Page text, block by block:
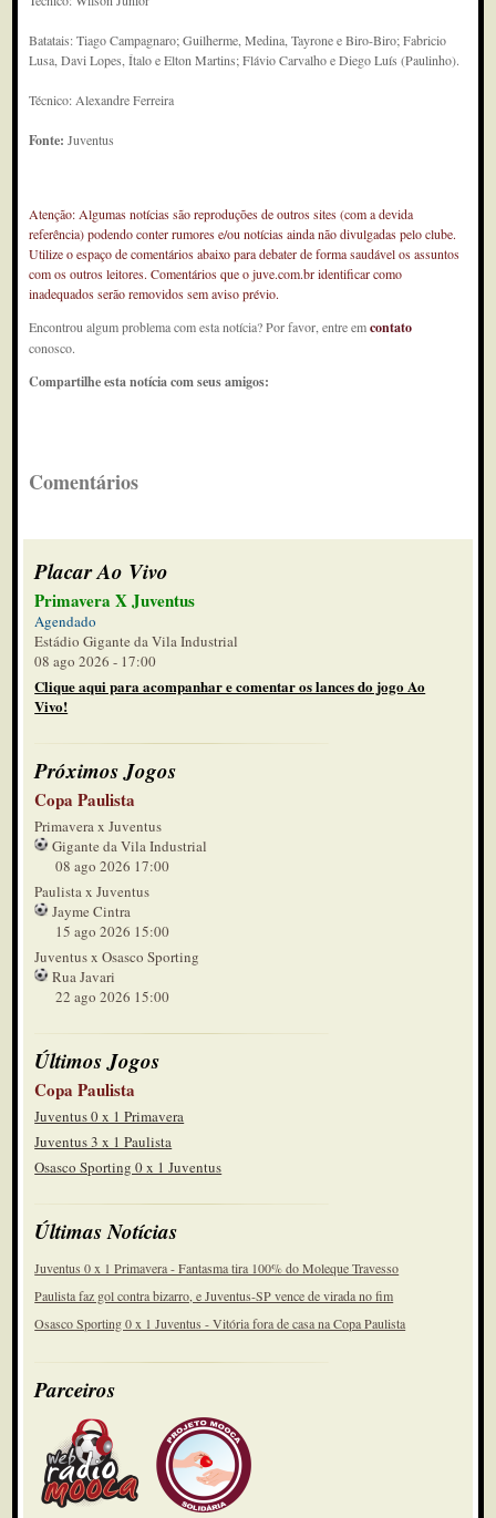
Batatais: Tiago Campagnaro; Guilherme, Medina, Tayrone e Biro-Biro; Fabricio
Lusa, Davi Lopes, Ítalo e Elton Martins; Flávio Carvalho e Diego Luís (Paulinho).
Técnico: Alexandre Ferreira
Fonte:Juventus
Atenção: Algumas notícias são reproduções de outros sites (com a devida
referência) podendo conter rumores e/ou notícias ainda não divulgadas pelo clube.
Utilize o espaço de comentários abaixo para debater de forma saudável os assuntos
com os outros leitores. Comentários que o juve.com.br identificar como
inadequados serão removidos sem aviso prévio.
Encontrou algum problema com esta notícia? Por favor, entre emcontato
conosco.
Compartilhe esta notícia com seus amigos:
Comentários
Placar Ao Vivo
Primavera X Juventus
Agendado
Estádio Gigante da Vila Industrial
08 ago 2026 - 17:00
Clique aqui para acompanhar e comentar os lances do jogo Ao
Vivo!
Próximos Jogos
Copa Paulista
Primavera x Juventus
Gigante da Vila Industrial
08 ago 2026 17:00
Paulista x Juventus
Jayme Cintra
15 ago 2026 15:00
Juventus x Osasco Sporting
Rua Javari
22 ago 2026 15:00
Últimos Jogos
Copa Paulista
Juventus 0 x 1 Primavera
Juventus 3 x 1 Paulista
Osasco Sporting 0 x 1 Juventus
Últimas Notícias
Juventus 0 x 1 Primavera - Fantasma tira 100% do Moleque Travesso
Paulista faz gol contra bizarro, e Juventus-SP vence de virada no fim
Osasco Sporting 0 x 1 Juventus - Vitória fora de casa na Copa Paulista
Parceiros